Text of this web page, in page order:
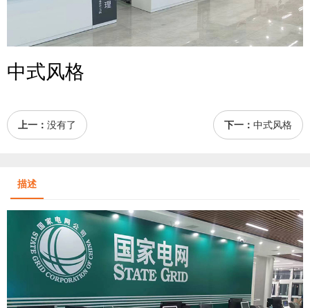
中式风格
上一： 没有了 下一： 中式风格
描述